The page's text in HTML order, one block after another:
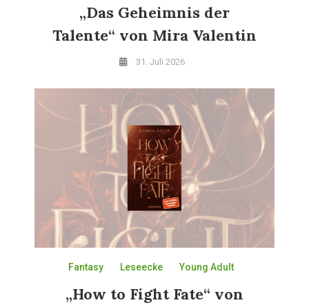
„Das Geheimnis der
Talente“ von Mira Valentin
31. Juli 2026
Fantasy Leseecke Young Adult
„How to Fight Fate“ von